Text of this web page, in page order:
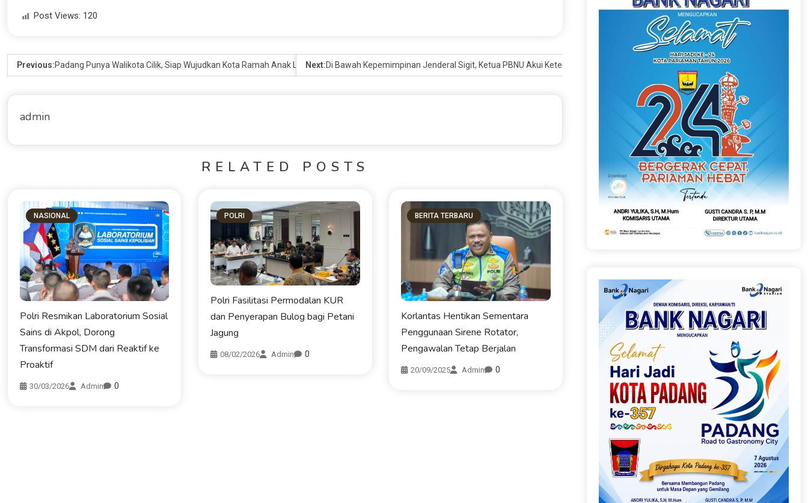
Post Views: 120
Previous:Padang Punya Walikota Cilik, Siap Wujudkan Kota Ramah Anak Lewat Program Inovatif
Next:Di Bawah Kepemimpinan Jenderal Sigit, Ketua PBNU Akui Ketentraman Dirasakan Masyarakat
admin
RELATED POSTS
NASIONAL
Polri Resmikan Laboratorium Sosial
Sains di Akpol, Dorong
Transformasi SDM dari Reaktif ke
Proaktif
30/03/2026 Admin 0
POLRI
Polri Fasilitasi Permodalan KUR
dan Penyerapan Bulog bagi Petani
Jagung
08/02/2026 Admin 0
BERITA TERBARU
Korlantas Hentikan Sementara
Penggunaan Sirene Rotator,
Pengawalan Tetap Berjalan
20/09/2025 Admin 0